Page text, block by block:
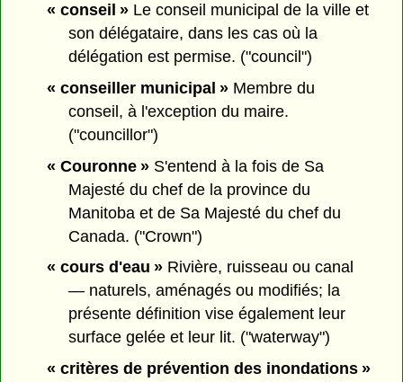
« conseil »Le conseil municipal de la ville et
son délégataire, dans les cas où la
délégation est permise. ("council")
« conseiller municipal »Membre du
conseil, à l'exception du maire.
("councillor")
« Couronne »S'entend à la fois de Sa
Majesté du chef de la province du
Manitoba et de Sa Majesté du chef du
Canada. ("Crown")
« cours d'eau »Rivière, ruisseau ou canal
— naturels, aménagés ou modifiés; la
présente définition vise également leur
surface gelée et leur lit. ("waterway")
« critères de prévention des inondations »